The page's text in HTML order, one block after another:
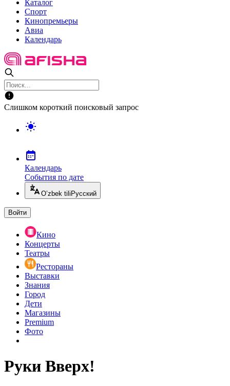
Каталог
Спорт
Кинопремьеры
Авиа
Календарь
Слишком короткий поисковый запрос
Календарь
События по дате
O’zbek tili Русский
Войти
Кино
Концерты
Театры
Рестораны
Выставки
Знания
Город
Дети
Магазины
Premium
Фото
Руки Вверх!